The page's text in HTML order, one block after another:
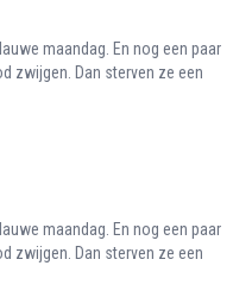
maandag. En nog een paar
zwijgen. Dan sterven ze een
maandag. En nog een paar
zwijgen. Dan sterven ze een